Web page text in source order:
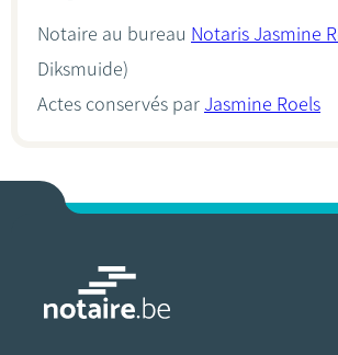
Notaire au bureau Notaris Jasmine
Diksmuide)
Actes conservés par Jasmine Roels